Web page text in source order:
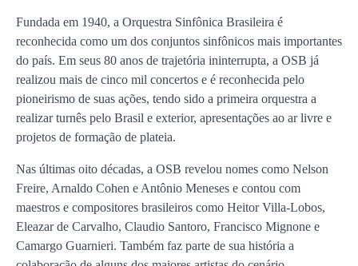
Fundada em 1940, a Orquestra Sinfônica Brasileira é
reconhecida como um dos conjuntos sinfônicos mais importantes
do país. Em seus 80 anos de trajetória ininterrupta, a OSB já
realizou mais de cinco mil concertos e é reconhecida pelo
pioneirismo de suas ações, tendo sido a primeira orquestra a
realizar turnês pelo Brasil e exterior, apresentações ao ar livre e
projetos de formação de plateia.
Nas últimas oito décadas, a OSB revelou nomes como Nelson
Freire, Arnaldo Cohen e Antônio Meneses e contou com
maestros e compositores brasileiros como Heitor Villa-Lobos,
Eleazar de Carvalho, Claudio Santoro, Francisco Mignone e
Camargo Guarnieri. Também faz parte de sua história a